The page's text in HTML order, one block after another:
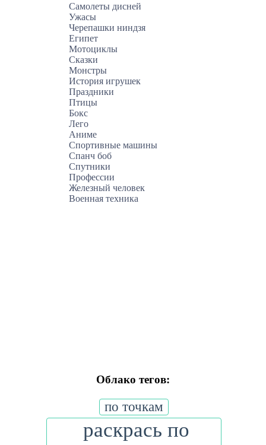
Самолеты дисней
Ужасы
Черепашки ниндзя
Египет
Мотоциклы
Сказки
Монстры
История игрушек
Праздники
Птицы
Бокс
Лего
Аниме
Спортивные машины
Спанч боб
Спутники
Профессии
Железный человек
Военная техника
Облако тегов:
по точкам
раскрась по